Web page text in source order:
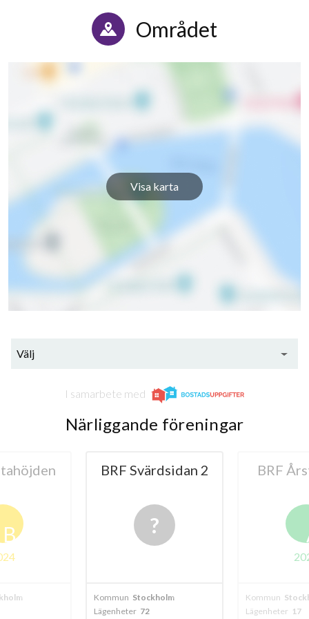
Området
Visa karta
Välj
I samarbete med
Närliggande föreningar
B
BRF Svärdsidan 2
Kommun Stockholm
Lägenheter 72
BRF
Kommun
Lägenheter 17